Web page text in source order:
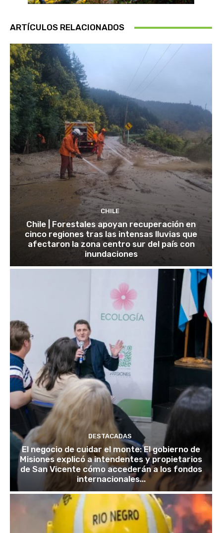
ARTÍCULOS RELACIONADOS
CHILE
Chile | Forestales apoyan recuperación en
cinco regiones tras las intensas lluvias que
afectaron la zona centro sur del país con
inundaciones
DESTACADAS
El negocio de cuidar el monte: El gobierno de
Misiones explicó a intendentes y propietarios
de San Vicente cómo accederán a los fondos
internacionales...